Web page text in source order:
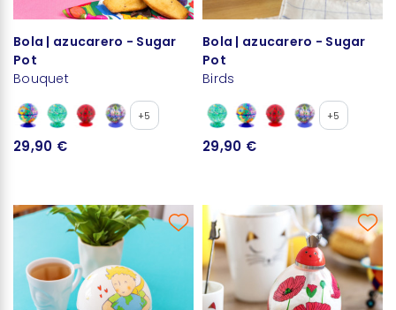
Bola | azucarero - Sugar
Pot
Bouquet
+5
29,90 €
Bola | azucarero - Sugar
Pot
Birds
+5
29,90 €